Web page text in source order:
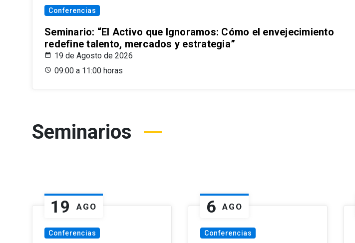
Conferencias
Seminario: “El Activo que Ignoramos: Cómo el envejecimiento
redefine talento, mercados y estrategia”
19 de Agosto de 2026
09:00 a 11:00 horas
Seminarios
19 AGO
Conferencias
6 AGO
Conferencias